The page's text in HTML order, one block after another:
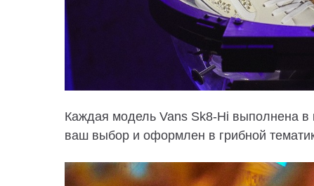
Каждая модель Vans Sk8-Hi выполнена
ваш выбор и оформлен в грибной